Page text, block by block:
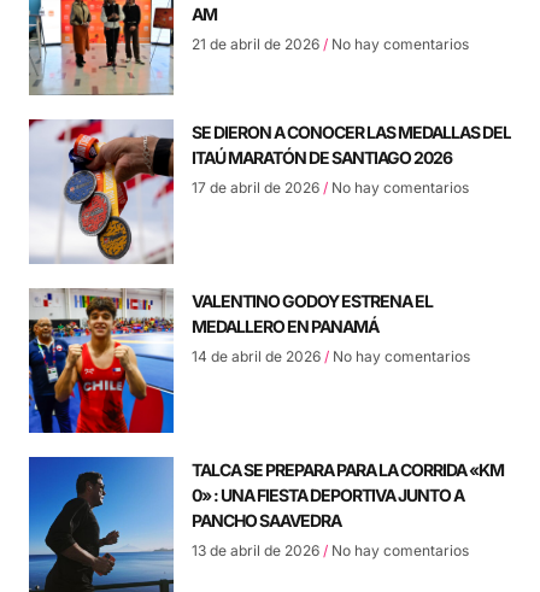
AM
21 de abril de 2026 No hay comentarios
SE DIERON A CONOCER LAS MEDALLAS DEL
ITAÚ MARATÓN DE SANTIAGO 2026
17 de abril de 2026 No hay comentarios
VALENTINO GODOY ESTRENA EL
MEDALLERO EN PANAMÁ
14 de abril de 2026 No hay comentarios
TALCA SE PREPARA PARA LA CORRIDA «KM
0» : UNA FIESTA DEPORTIVA JUNTO A
PANCHO SAAVEDRA
13 de abril de 2026 No hay comentarios